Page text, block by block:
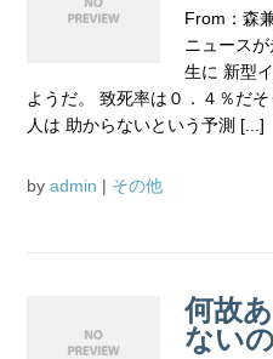
From：森
ニュース
生に 新型
ようだ。 致死率は０．４％だ
人は 助からないという予測 [...]
by admin | その他
何故
ない